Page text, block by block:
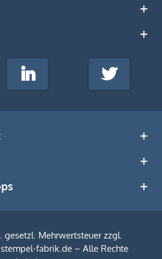
LinkedIn Twitter
Mehrwertsteuer zzgl.
fabrik.de – Alle Rechte